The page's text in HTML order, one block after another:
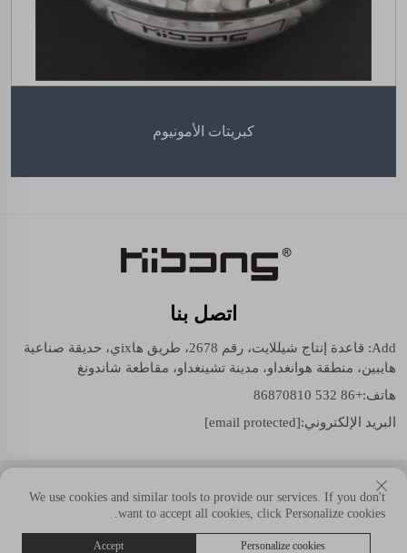
كبريتات الأمونيوم
اتصل بنا
Add: قاعدة إنتاج شيللايت، رقم 2678، طريق هاixي، حديقة صناعية
هايبين، منطقة هوانغداو، مدينة تشينغداو، مقاطعة شاندونغ
هاتف:+86 532 86870810
البريد الإلكتروني:[email protected]
حقوق النسخ © شيللايت (مجموعة شاندونغ) المحدودة. جميع الحقوق
محفوظة.
We use cookies and similar tools to provide our services. If you don't
want to accept all cookies, click Personalize cookies.
Personalize cookies
Accept